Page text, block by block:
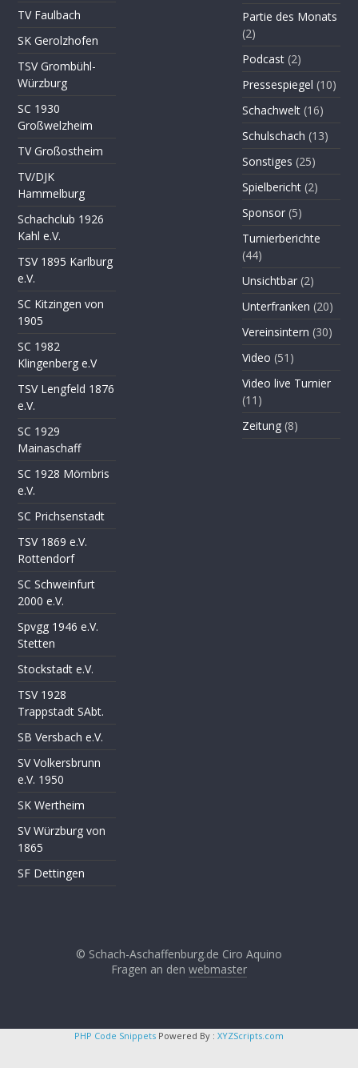
TV Faulbach
SK Gerolzhofen
TSV Grombühl-
Würzburg
SC 1930
Großwelzheim
TV Großostheim
TV/DJK
Hammelburg
Schachclub 1926
Kahl e.V.
TSV 1895 Karlburg
e.V.
SC Kitzingen von
1905
SC 1982
Klingenberg e.V
TSV Lengfeld 1876
e.V.
SC 1929
Mainaschaff
SC 1928 Mömbris
e.V.
SC Prichsenstadt
TSV 1869 e.V.
Rottendorf
SC Schweinfurt
2000 e.V.
Spvgg 1946 e.V.
Stetten
Stockstadt e.V.
TSV 1928
Trappstadt SAbt.
SB Versbach e.V.
SV Volkersbrunn
e.V. 1950
SK Wertheim
SV Würzburg von
1865
SF Dettingen
Partie des Monats
(2)
Podcast (2)
Pressespiegel (10)
Schachwelt (16)
Schulschach (13)
Sonstiges (25)
Spielbericht (2)
Sponsor (5)
Turnierberichte
(44)
Unsichtbar (2)
Unterfranken (20)
Vereinsintern (30)
Video (51)
Video live Turnier
(11)
Zeitung (8)
© Schach-Aschaffenburg.de Ciro Aquino
Fragen an den webmaster
PHP Code Snippets Powered By : XYZScripts.com